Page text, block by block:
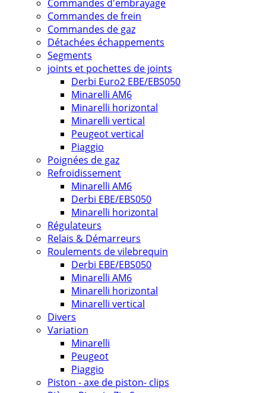
Commandes d'embrayage
Commandes de frein
Commandes de gaz
Détachées échappements
Segments
joints et pochettes de joints
Derbi Euro2 EBE/EBS050
Minarelli AM6
Minarelli horizontal
Minarelli vertical
Peugeot vertical
Piaggio
Poignées de gaz
Refroidissement
Minarelli AM6
Derbi EBE/EBS050
Minarelli horizontal
Régulateurs
Relais & Démarreurs
Roulements de vilebrequin
Derbi EBE/EBS050
Minarelli AM6
Minarelli horizontal
Minarelli vertical
Divers
Variation
Minarelli
Peugeot
Piaggio
Piston - axe de piston- clips